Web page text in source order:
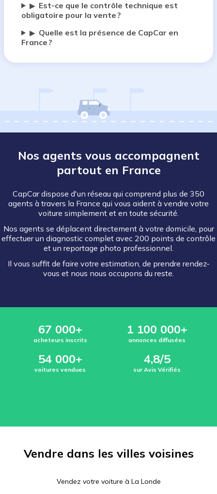
▶ Est-ce que le contrôle technique est
obligatoire pour la vente ?
▶ Quelle est la présence de CapCar en
France ?
Nos agents vous accompagnent
partout en France
CapCar dispose d'un réseau qui comprend plus de 350
agents à travers la France qui vous aident à vendre votre
voiture simplement et en toute sécurité.
Nos agents se déplacent directement à votre domicile, pour
effectuer un diagnostic complet avec 200 points de contrôle
et un reportage photo professionnel.
Il vous suffit de faire votre estimation, de prendre rendez-
vous et nous nous occupons du reste.
67 000+
acheteurs inscrits
1 100 000+
annonces diffusées
54 000+
voitures vendues
4,8/5
sur Avis Vérifiés
Vendre dans les villes voisines
Vendez votre voiture à La Londe